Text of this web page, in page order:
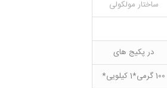
ساختار مولکولی
در پکیج های
100 گرمی*1 کیلویی*